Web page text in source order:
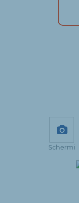
Schermi